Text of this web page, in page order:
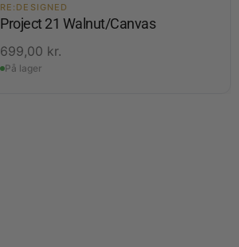
RE:DESIGNED
Project 21 Walnut/Canvas
699,00 kr.
På lager